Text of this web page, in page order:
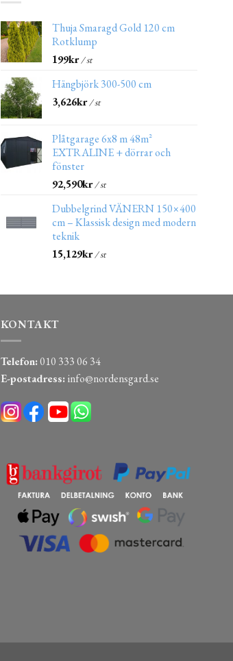
Thuja Smaragd Gold 120 cm
Rotklump
199kr/ st
Hängbjörk 300-500 cm
3,626kr/ st
Plåtgarage 6x8 m 48m²
EXTRALINE + dörrar och
fönster
92,590kr/ st
Dubbelgrind VÄNERN 150×400
cm – Klassisk design med modern
teknik
15,129kr/ st
KONTAKT
Telefon:010 333 06 34
E-postadress: info@nordensgard.se